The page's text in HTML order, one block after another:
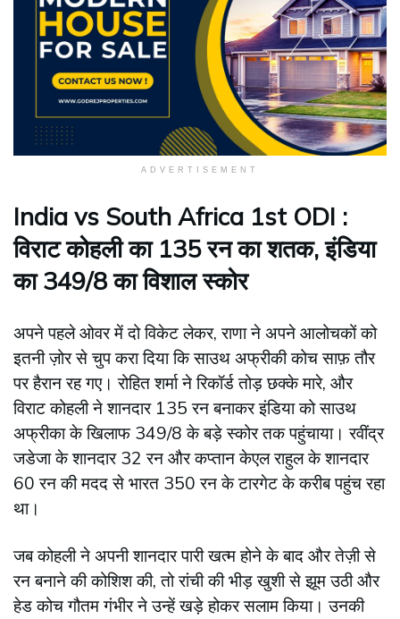
ADVERTISEMENT
India vs South Africa 1st ODI :
विराट कोहली का 135 रन का शतक, इंडिया
का 349/8 का विशाल स्कोर
अपने पहले ओवर में दो विकेट लेकर, राणा ने अपने आलोचकों को
इतनी ज़ोर से चुप करा दिया कि साउथ अफ्रीकी कोच साफ़ तौर
पर हैरान रह गए। रोहित शर्मा ने रिकॉर्ड तोड़ छक्के मारे, और
विराट कोहली ने शानदार 135 रन बनाकर इंडिया को साउथ
अफ्रीका के खिलाफ 349/8 के बड़े स्कोर तक पहुंचाया। रवींद्र
जडेजा के शानदार 32 रन और कप्तान केएल राहुल के शानदार
60 रन की मदद से भारत 350 रन के टारगेट के करीब पहुंच रहा
था।
जब कोहली ने अपनी शानदार पारी खत्म होने के बाद और तेज़ी से
रन बनाने की कोशिश की, तो रांची की भीड़ खुशी से झूम उठी और
हेड कोच गौतम गंभीर ने उन्हें खड़े होकर सलाम किया। उनकी